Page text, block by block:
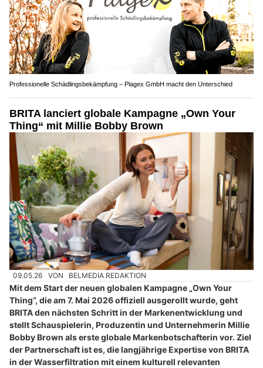
Professionelle Schädlingsbekämpfung – Plagex GmbH macht den Unterschied
BRITA lanciert globale Kampagne „Own Your
Thing“ mit Millie Bobby Brown
09.05.26 VON BELMEDIA REDAKTION
Mit dem Start der neuen globalen Kampagne „Own Your
Thing“, die am 7. Mai 2026 offiziell ausgerollt wurde, geht
BRITA den nächsten Schritt in der Markenentwicklung und
stellt Schauspielerin, Produzentin und Unternehmerin Millie
Bobby Brown als erste globale Markenbotschafterin vor. Ziel
der Partnerschaft ist es, die langjährige Expertise von BRITA
in der Wasserfiltration mit einem kulturell relevanten